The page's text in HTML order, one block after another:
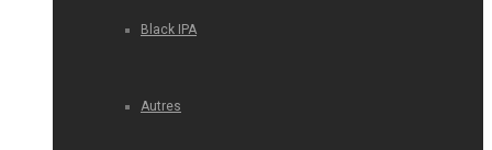
Black IPA
Autres